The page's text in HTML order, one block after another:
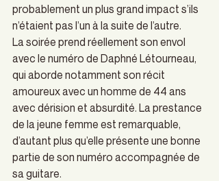
probablement un plus grand impact s’ils
n’étaient pas l’un à la suite de l’autre.
La soirée prend réellement son envol
avec le numéro de Daphné Létourneau,
qui aborde notamment son récit
amoureux avec un homme de 44 ans
avec dérision et absurdité. La prestance
de la jeune femme est remarquable,
d’autant plus qu’elle présente une bonne
partie de son numéro accompagnée de
sa guitare.